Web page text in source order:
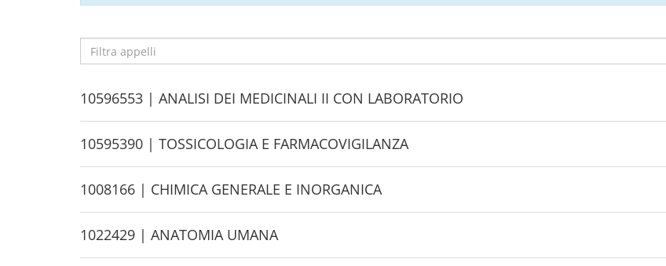
H
i
d
e
10596553 | ANALISI DEI MEDICINALI II CON LABORATORIO
H
i
d
e
10595390 | TOSSICOLOGIA E FARMACOVIGILANZA
H
i
d
e
1008166 | CHIMICA GENERALE E INORGANICA
H
i
1022429 | ANATOMIA UMANA